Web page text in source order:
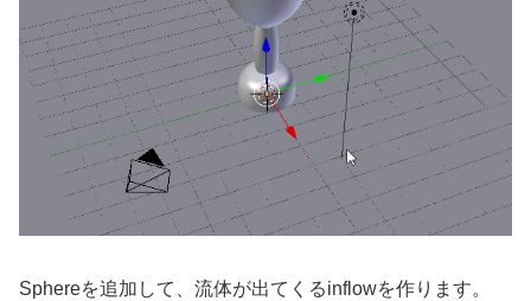
Sphereを追加して、流体が出てくるinflowを作ります。